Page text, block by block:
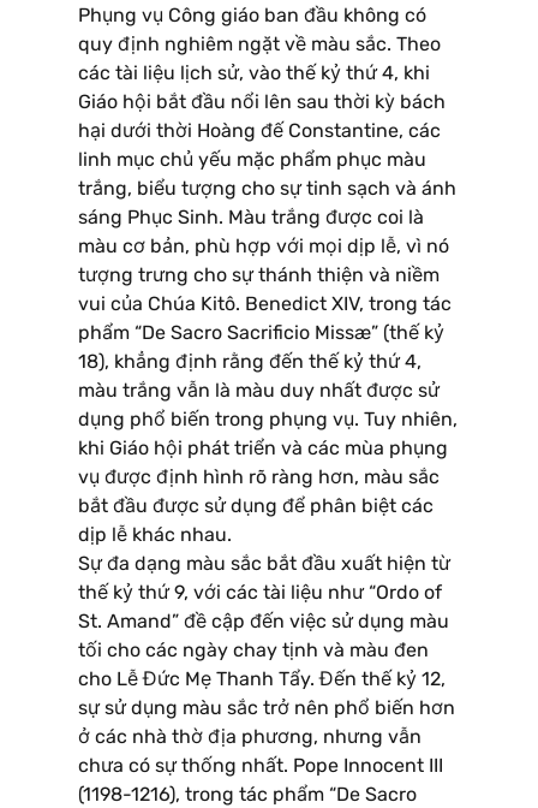
Phụng vụ Công giáo ban đầu không có
quy định nghiêm ngặt về màu sắc. Theo
các tài liệu lịch sử, vào thế kỷ thứ 4, khi
Giáo hội bắt đầu nổi lên sau thời kỳ bách
hại dưới thời Hoàng đế Constantine, các
linh mục chủ yếu mặc phẩm phục màu
trắng, biểu tượng cho sự tinh sạch và ánh
sáng Phục Sinh. Màu trắng được coi là
màu cơ bản, phù hợp với mọi dịp lễ, vì nó
tượng trưng cho sự thánh thiện và niềm
vui của Chúa Kitô. Benedict XIV, trong tác
phẩm “De Sacro Sacrificio Missæ” (thế kỷ
18), khẳng định rằng đến thế kỷ thứ 4,
màu trắng vẫn là màu duy nhất được sử
dụng phổ biến trong phụng vụ. Tuy nhiên,
khi Giáo hội phát triển và các mùa phụng
vụ được định hình rõ ràng hơn, màu sắc
bắt đầu được sử dụng để phân biệt các
dịp lễ khác nhau.
Sự đa dạng màu sắc bắt đầu xuất hiện từ
thế kỷ thứ 9, với các tài liệu như “Ordo of
St. Amand” đề cập đến việc sử dụng màu
tối cho các ngày chay tịnh và màu đen
cho Lễ Đức Mẹ Thanh Tẩy. Đến thế kỷ 12,
sự sử dụng màu sắc trở nên phổ biến hơn
ở các nhà thờ địa phương, nhưng vẫn
chưa có sự thống nhất. Pope Innocent III
(1198-1216), trong tác phẩm “De Sacro